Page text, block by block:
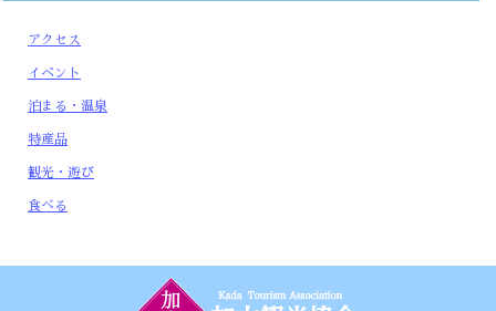
5月17日（日曜日）執り行われます。 ※今年は渡御はございま
所】加太春日神社
アクセス
イベント
泊まる・温泉
特産品
観光・遊び
食べる